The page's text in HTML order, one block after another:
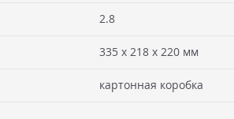
Документы отправляем с заказом или по ЭДО.
службы СДЭК осуществляем в течении 3-
и от суммы заказа не менее 50.000
2.8
335 x 218 x 220 мм
картонная коробка